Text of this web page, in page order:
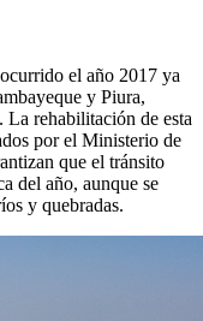
el año 2017 ya
y Piura,
La rehabilitación de esta
por el Ministerio de
que el tránsito
del año, aunque se
y quebradas.